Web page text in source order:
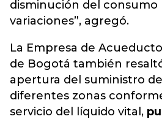
disminución del
variaciones”, agregó.
La Empresa de
de Bogotá también
apertura del suministro
diferentes zonas
servicio del líquido vital,